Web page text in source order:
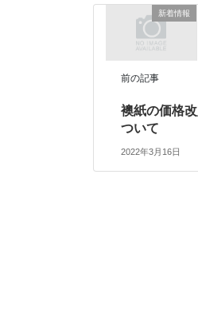
新着情報
前の記事
襖紙の価格
ついて
2022年3月16日